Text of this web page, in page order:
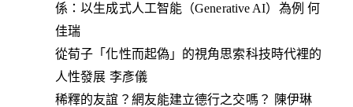
係：以生成式人工智能（Generative AI）為例 何
佳瑞
從荀子「化性而起偽」的視角思索科技時代裡的
人性發展 李彥儀
稀釋的友誼？網友能建立德行之交嗎？ 陳伊琳